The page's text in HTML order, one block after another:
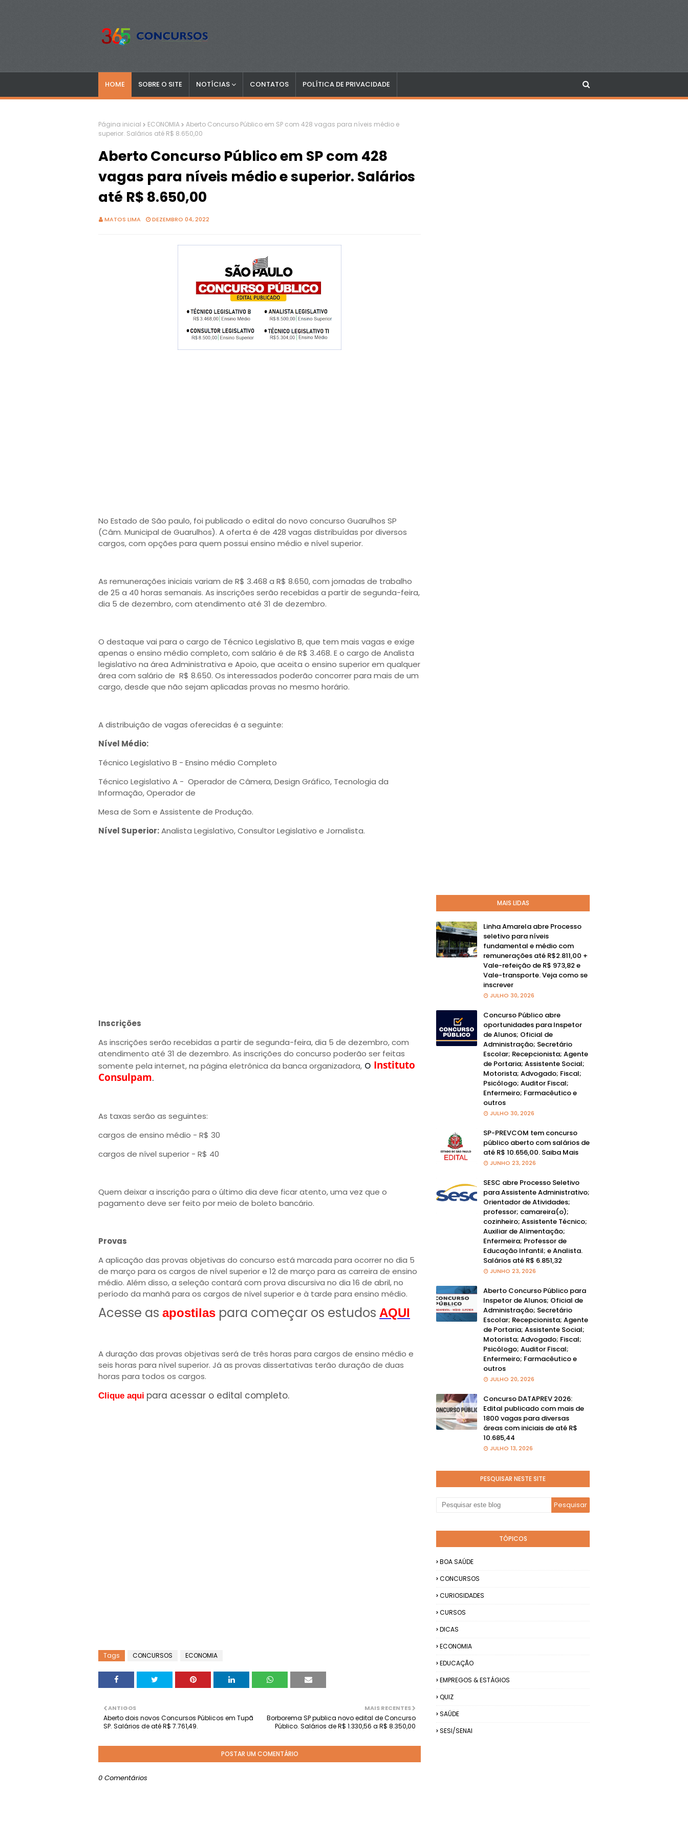
HOME SOBRE O SITE NOTÍCIAS CONTATOS POLÍTICA DE PRIVACIDADE
Página inicial ECONOMIA
Aberto Concurso Público em SP com 428 vagas para níveis médio e
superior. Salários até R$ 8.650,00
Aberto Concurso Público em SP com 428
vagas para níveis médio e superior. Salários
até R$ 8.650,00
MATOS LIMA DEZEMBRO 04, 2022
No Estado de São paulo, foi publicado o edital do novo concurso Guarulhos SP
(Câm. Municipal de Guarulhos). A oferta é de 428 vagas distribuídas por diversos
cargos, com opções para quem possui ensino médio e nível superior.
As remunerações iniciais variam de R$ 3.468 a R$ 8.650, com jornadas de trabalho
de 25 a 40 horas semanais. As inscrições serão recebidas a partir de segunda-feira,
dia 5 de dezembro, com atendimento até 31 de dezembro.
O destaque vai para o cargo de Técnico Legislativo B, que tem mais vagas e exige
apenas o ensino médio completo, com salário é de R$ 3.468. E o cargo de Analista
legislativo na área Administrativa e Apoio, que aceita o ensino superior em qualquer
área com salário de R$ 8.650. Os interessados poderão concorrer para mais de um
cargo, desde que não sejam aplicadas provas no mesmo horário.
A distribuição de vagas oferecidas é a seguinte:
Nível Médio:
Técnico Legislativo B - Ensino médio Completo
Técnico Legislativo A - Operador de Câmera, Design Gráfico, Tecnologia da
Informação, Operador de
Mesa de Som e Assistente de Produção.
Nível Superior:Analista Legislativo, Consultor Legislativo e Jornalista.
Inscrições
As inscrições serão recebidas a partir de segunda-feira, dia 5 de dezembro, com
atendimento até 31 de dezembro. As inscrições do concurso poderão ser feitas
somente pela internet, na página eletrônica da banca organizadora, o Instituto
Consulpam.
As taxas serão as seguintes:
cargos de ensino médio - R$ 30
cargos de nível superior - R$ 40
Quem deixar a inscrição para o último dia deve ficar atento, uma vez que o
pagamento deve ser feito por meio de boleto bancário.
Provas
A aplicação das provas objetivas do concurso está marcada para ocorrer no dia 5
de março para os cargos de nível superior e 12 de março para as carreira de ensino
médio. Além disso, a seleção contará com prova discursiva no dia 16 de abril, no
período da manhã para os cargos de nível superior e à tarde para ensino médio.
Acesse as apostilas para começar os estudos AQUI
A duração das provas objetivas será de três horas para cargos de ensino médio e
seis horas para nível superior. Já as provas dissertativas terão duração de duas
horas para todos os cargos.
Clique aqui para acessar o edital completo.
Tags CONCURSOS ECONOMIA
MAIS RECENTES
Borborema SP publica novo edital de Concurso
Público. Salários de R$ 1.330,56 a R$ 8.350,00
ANTIGOS
Aberto dois novos Concursos Públicos em Tupã
SP. Salários de até R$ 7.761,49.
POSTAR UM COMENTÁRIO
0 Comentários
MAIS LIDAS
Linha Amarela abre Processo
seletivo para níveis
fundamental e médio com
remunerações até R$2.811,00 +
Vale-refeição de R$ 973,82 e
Vale-transporte. Veja como se
inscrever
JULHO 30, 2026
Concurso Público abre
oportunidades para Inspetor
de Alunos; Oficial de
Administração; Secretário
Escolar; Recepcionista; Agente
de Portaria; Assistente Social;
Motorista; Advogado; Fiscal;
Psicólogo; Auditor Fiscal;
Enfermeiro; Farmacêutico e
outros
JULHO 30, 2026
SP-PREVCOM tem concurso
público aberto com salários de
até R$ 10.656,00. Saiba Mais
JUNHO 23, 2026
SESC abre Processo Seletivo
para Assistente Administrativo;
Orientador de Atividades;
professor; camareira(o);
cozinheiro; Assistente Técnico;
Auxiliar de Alimentação;
Enfermeira; Professor de
Educação Infantil; e Analista.
Salários até R$ 6.851,32
JUNHO 23, 2026
Aberto Concurso Público para
Inspetor de Alunos; Oficial de
Administração; Secretário
Escolar; Recepcionista; Agente
de Portaria; Assistente Social;
Motorista; Advogado; Fiscal;
Psicólogo; Auditor Fiscal;
Enfermeiro; Farmacêutico e
outros
JULHO 20, 2026
Concurso DATAPREV 2026:
Edital publicado com mais de
1800 vagas para diversas
áreas com iniciais de até R$
10.685,44
JULHO 13, 2026
PESQUISAR NESTE SITE
TÓPICOS
BOA SAÚDE
CONCURSOS
CURIOSIDADES
CURSOS
DICAS
ECONOMIA
EDUCAÇÃO
EMPREGOS & ESTÁGIOS
QUIZ
SAÚDE
SESI/SENAI